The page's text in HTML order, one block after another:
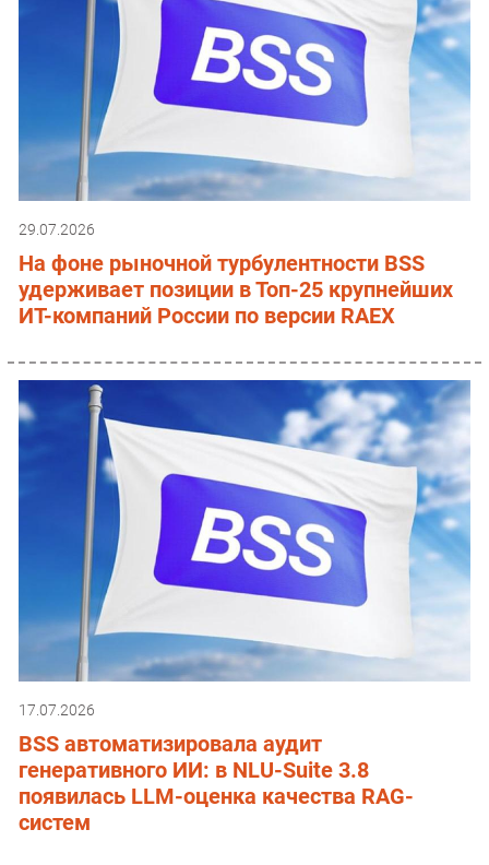
29.07.2026
На фоне рыночной турбулентности BSS
удерживает позиции в Топ-25 крупнейших
ИТ-компаний России по версии RAEX
17.07.2026
BSS автоматизировала аудит
генеративного ИИ: в NLU-Suite 3.8
появилась LLM-оценка качества RAG-
систем